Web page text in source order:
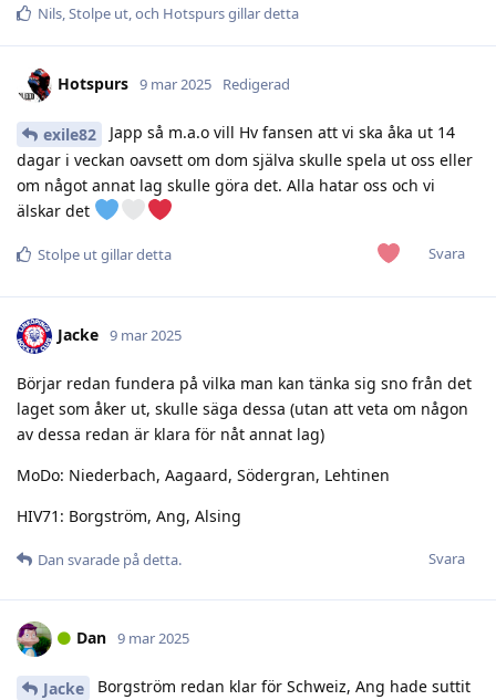
Nils,Stolpe ut, och Hotspursgillar detta
Hotspurs 9 mar 2025 Redigerad
exile82
Japp så m.a.o vill Hv fansen att vi ska åka ut 14
dagar i veckan oavsett om dom själva skulle spela ut oss eller
om något annat lag skulle göra det. Alla hatar oss och vi
älskar det
Svara
Stolpe utgillar detta
Jacke 9 mar 2025
Börjar redan fundera på vilka man kan tänka sig sno från det
laget som åker ut, skulle säga dessa (utan att veta om någon
av dessa redan är klara för nåt annat lag)
MoDo: Niederbach, Aagaard, Södergran, Lehtinen
HIV71: Borgström, Ang, Alsing
Svara
Dan svarade på detta.
Dan 9 mar 2025
Jacke
Borgström redan klar för Schweiz, Ang hade suttit